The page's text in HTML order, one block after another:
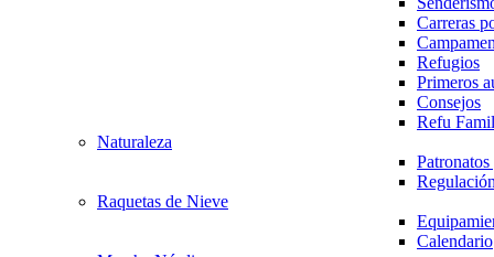
Carreras
Refugios
Primeros
Consejos
Refu
Naturaleza
Raquetas de Nieve
Calendario